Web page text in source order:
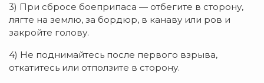
3) При сбросе боеприпаса — отбегите в сторону,
лягте на землю, за бордюр, в канаву или ров и
закройте голову.
4) Не поднимайтесь после первого взрыва,
откатитесь или отползите в сторону.